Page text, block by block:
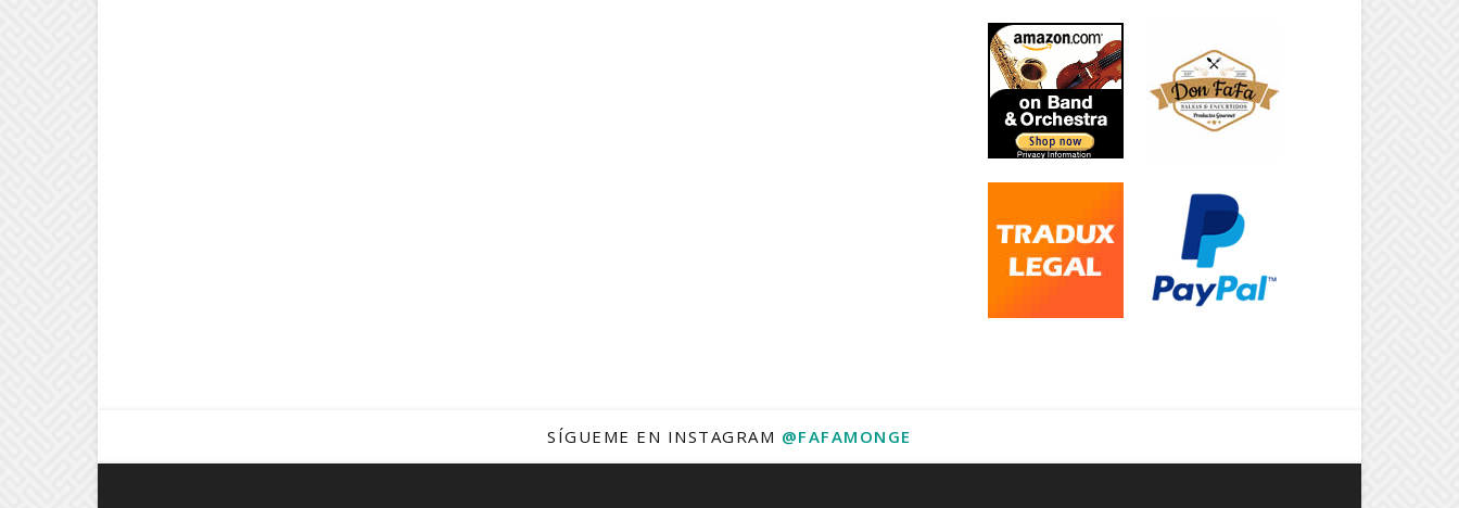
SÍGUEME EN INSTAGRAM @FAFAMONGE